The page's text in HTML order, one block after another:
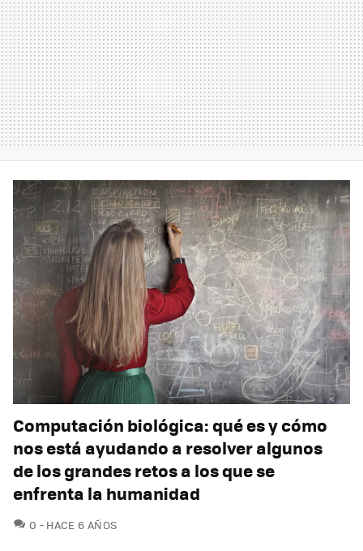
Computación biológica: qué es y cómo
nos está ayudando a resolver algunos
de los grandes retos a los que se
enfrenta la humanidad
0 COMENTARIOS
HACE 6 AÑOS